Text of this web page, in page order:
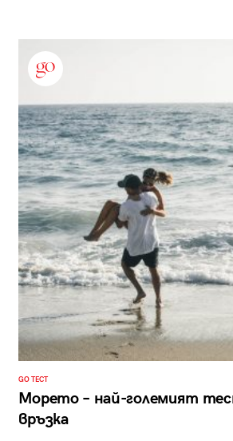
GO ТЕСТ
Морето – най-големият
връзка